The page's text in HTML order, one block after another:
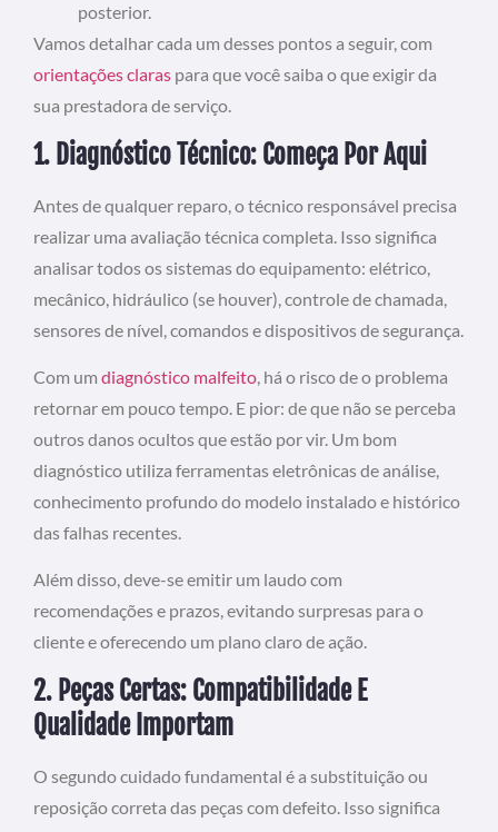
posterior.
Vamos detalhar cada um desses pontos a seguir, com
orientações claras para que você saiba o que exigir da
sua prestadora de serviço.
1. Diagnóstico Técnico: Começa Por Aqui
Antes de qualquer reparo, o técnico responsável precisa
realizar uma avaliação técnica completa. Isso significa
analisar todos os sistemas do equipamento: elétrico,
mecânico, hidráulico (se houver), controle de chamada,
sensores de nível, comandos e dispositivos de segurança.
Com um diagnóstico malfeito, há o risco de o problema
retornar em pouco tempo. E pior: de que não se perceba
outros danos ocultos que estão por vir. Um bom
diagnóstico utiliza ferramentas eletrônicas de análise,
conhecimento profundo do modelo instalado e histórico
das falhas recentes.
Além disso, deve-se emitir um laudo com
recomendações e prazos, evitando surpresas para o
cliente e oferecendo um plano claro de ação.
2. Peças Certas: Compatibilidade E
Qualidade Importam
O segundo cuidado fundamental é a substituição ou
reposição correta das peças com defeito. Isso significa